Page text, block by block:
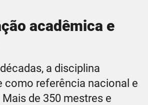
acadêmica e
a disciplina
como referência nacional e
de 350 mestres e